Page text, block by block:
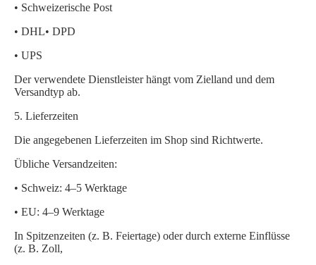
• Schweizerische Post
• DHL• DPD
• UPS
Der verwendete Dienstleister hängt vom Zielland und dem
Versandtyp ab.
5. Lieferzeiten
Die angegebenen Lieferzeiten im Shop sind Richtwerte.
Übliche Versandzeiten:
• Schweiz: 4–5 Werktage
• EU: 4–9 Werktage
In Spitzenzeiten (z. B. Feiertage) oder durch externe Einflüsse
(z. B. Zoll,